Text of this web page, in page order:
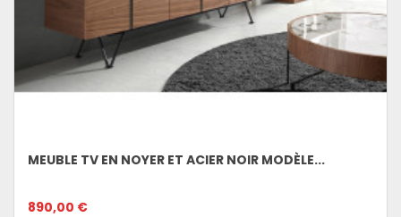
MEUBLE TV EN NOYER ET ACIER NOIR MODÈLE...
890,00 €